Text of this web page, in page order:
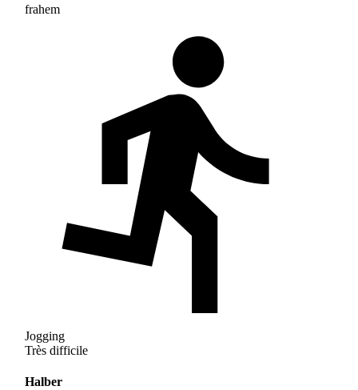
frahem
Jogging
Très difficile
Halber